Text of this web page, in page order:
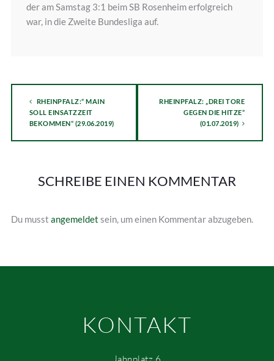
der am Samstag 3:1 beim SB Rosenheim erfolgreich
war, in die Zweite Bundesliga auf.
RHEINPFALZ:“ MAIN
SOLL EINSATZZEIT
BEKOMMEN“ (29.06.2019)
RHEINPFALZ: „DREI TORE
GEGEN DIE HITZE“
(01.07.2019)
SCHREIBE EINEN KOMMENTAR
Du musst angemeldet sein, um einen Kommentar abzugeben.
KONTAKT